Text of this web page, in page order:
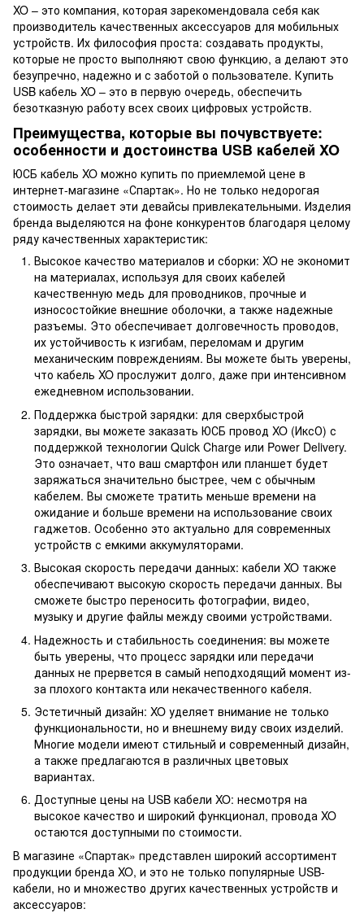
XO – это компания, которая зарекомендовала себя как
производитель качественных аксессуаров для мобильных
устройств. Их философия проста: создавать продукты,
которые не просто выполняют свою функцию, а делают это
безупречно, надежно и с заботой о пользователе. Купить
USB кабель XO – это в первую очередь, обеспечить
безотказную работу всех своих цифровых устройств.
Преимущества, которые вы почувствуете:
особенности и достоинства USB кабелей XO
ЮСБ кабель XO можно купить по приемлемой цене в
интернет-магазине «Спартак». Но не только недорогая
стоимость делает эти девайсы привлекательными. Изделия
бренда выделяются на фоне конкурентов благодаря целому
ряду качественных характеристик:
Высокое качество материалов и сборки: XO не экономит
на материалах, используя для своих кабелей
качественную медь для проводников, прочные и
износостойкие внешние оболочки, а также надежные
разъемы. Это обеспечивает долговечность проводов,
их устойчивость к изгибам, переломам и другим
механическим повреждениям. Вы можете быть уверены,
что кабель XO прослужит долго, даже при интенсивном
ежедневном использовании.
Поддержка быстрой зарядки: для сверхбыстрой
зарядки, вы можете заказать ЮСБ провод XO (ИксО) с
поддержкой технологии Quick Charge или Power Delivery.
Это означает, что ваш смартфон или планшет будет
заряжаться значительно быстрее, чем с обычным
кабелем. Вы сможете тратить меньше времени на
ожидание и больше времени на использование своих
гаджетов. Особенно это актуально для современных
устройств с емкими аккумуляторами.
Высокая скорость передачи данных: кабели XO также
обеспечивают высокую скорость передачи данных. Вы
сможете быстро переносить фотографии, видео,
музыку и другие файлы между своими устройствами.
Надежность и стабильность соединения: вы можете
быть уверены, что процесс зарядки или передачи
данных не прервется в самый неподходящий момент из-
за плохого контакта или некачественного кабеля.
Эстетичный дизайн: XO уделяет внимание не только
функциональности, но и внешнему виду своих изделий.
Многие модели имеют стильный и современный дизайн,
а также предлагаются в различных цветовых
вариантах.
Доступные цены на USB кабели XO: несмотря на
высокое качество и широкий функционал, провода XO
остаются доступными по стоимости.
В магазине «Спартак» представлен широкий ассортимент
продукции бренда XO, и это не только популярные USB-
кабели, но и множество других качественных устройств и
аксессуаров: